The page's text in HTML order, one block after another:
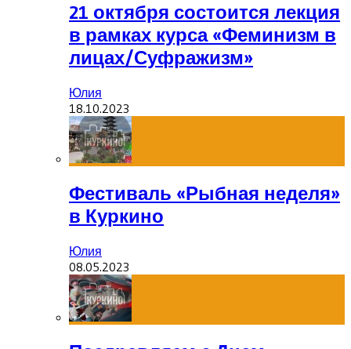
21 октября состоится лекция
в рамках курса «Феминизм в
лицах/Суфражизм»
Юлия
18.10.2023
Фестиваль «Рыбная неделя»
в Куркино
Юлия
08.05.2023